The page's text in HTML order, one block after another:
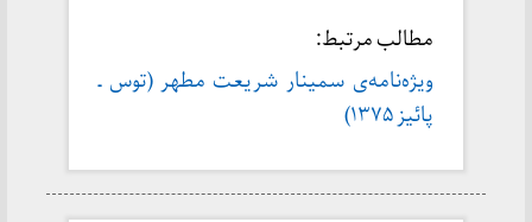
مطالب مرتبط:
ویژه‌نامه‌ی سمینار شریعت مطهر (توس ـ
پائیز ۱۳۷۵)